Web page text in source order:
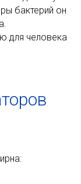
бактерий он
для человека